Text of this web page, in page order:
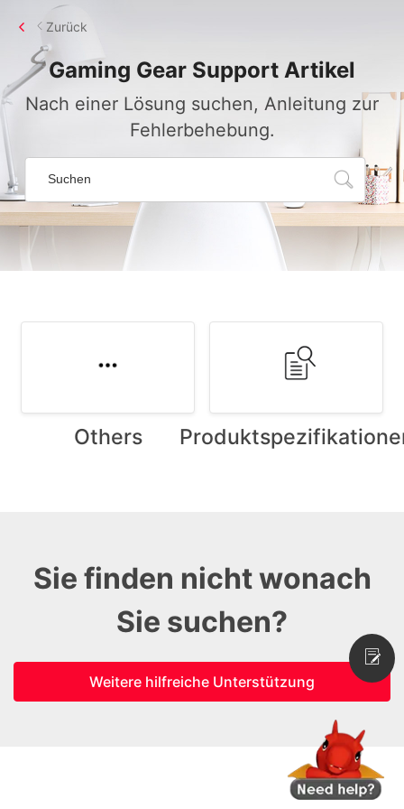
Gaming Gear Support Artikel
Nach einer Lösung suchen, Anleitung zur
Fehlerbehebung.
Zurück
Others
Sie finden nicht wonach
Sie suchen?
Weitere hilfreiche Unterstützung